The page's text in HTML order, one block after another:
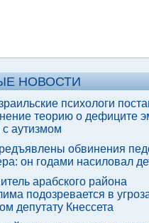
НОВОСТИ
психологи
теорию о дефиците
аутизмом
обвинения
он годами насиловал
арабского района
подозревается в
депутату Кнессета